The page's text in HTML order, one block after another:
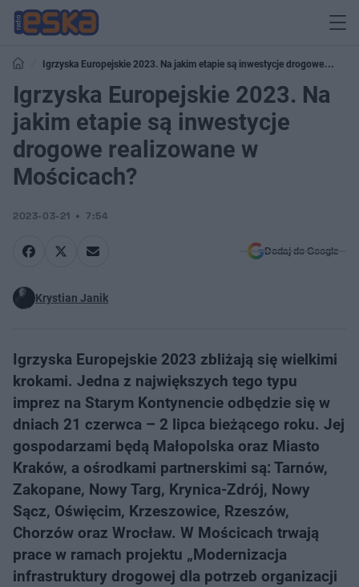
Igrzyska Europejskie 2023. Na jakim etapie są inwestycje drogowe
realizowane w Mościcach?
Igrzyska Europejskie 2023. Na
jakim etapie są inwestycje
drogowe realizowane w
Mościcach?
2023-03-21 7:54
Dodaj do Google
Krystian Janik
Igrzyska Europejskie 2023 zbliżają się wielkimi
krokami. Jedna z największych tego typu
imprez na Starym Kontynencie odbędzie się w
dniach 21 czerwca – 2 lipca bieżącego roku. Jej
gospodarzami będą Małopolska oraz Miasto
Kraków, a ośrodkami partnerskimi są: Tarnów,
Zakopane, Nowy Targ, Krynica-Zdrój, Nowy
Sącz, Oświęcim, Krzeszowice, Rzeszów,
Chorzów oraz Wrocław. W Mościcach trwają
prace w ramach projektu „Modernizacja
infrastruktury drogowej dla potrzeb organizacji